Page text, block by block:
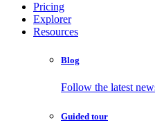
Pricing
Explorer
Resources
Blog
Follow the latest
Guided tour